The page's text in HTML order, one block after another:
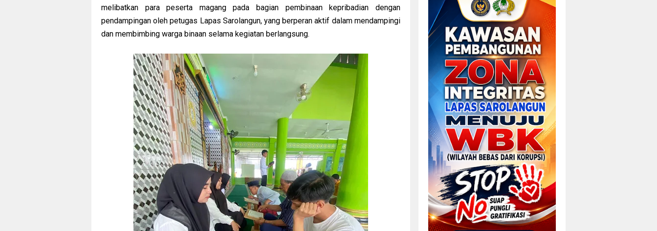
melibatkan para peserta magang pada bagian pembinaan kepribadian dengan
pendampingan oleh petugas Lapas Sarolangun, yang berperan aktif dalam mendampingi
dan membimbing warga binaan selama kegiatan berlangsung.